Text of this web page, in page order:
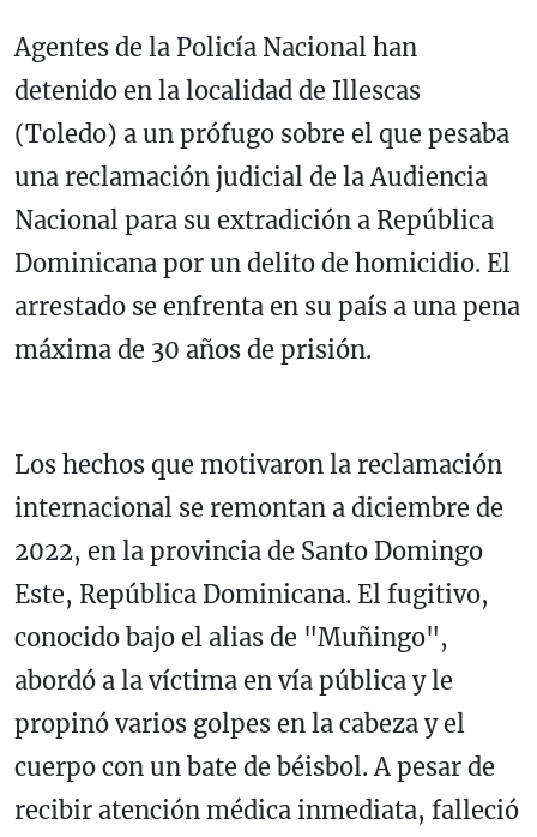
Agentes de la Policía Nacional han
detenido en la localidad de Illescas
(Toledo) a un prófugo sobre el que pesaba
una reclamación judicial de la Audiencia
Nacional para su extradición a República
Dominicana por un delito de homicidio. El
arrestado se enfrenta en su país a una pena
máxima de 30 años de prisión.
Los hechos que motivaron la reclamación
internacional se remontan a diciembre de
2022, en la provincia de Santo Domingo
Este, República Dominicana. El fugitivo,
conocido bajo el alias de "Muñingo",
abordó a la víctima en vía pública y le
propinó varios golpes en la cabeza y el
cuerpo con un bate de béisbol. A pesar de
recibir atención médica inmediata, falleció